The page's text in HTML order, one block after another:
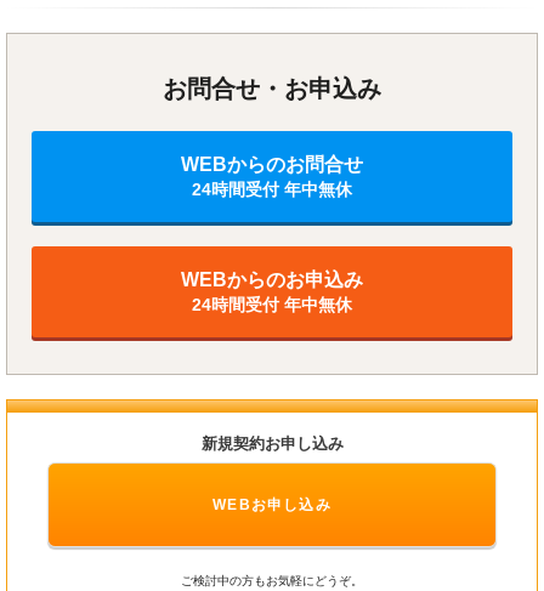
お問合せ・お申込み
WEBからのお問合せ
24時間受付 年中無休
WEBからのお申込み
24時間受付 年中無休
新規契約お申し込み
WEBお申し込み
ご検討中の方もお気軽にどうぞ。